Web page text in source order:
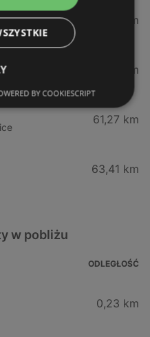
Szczecin
54,67 km
58,71 km
61,27 km
63,41 km
w pobliżu
ODLEGŁOŚĆ
0,23 km
BY COOKIESCRIPT